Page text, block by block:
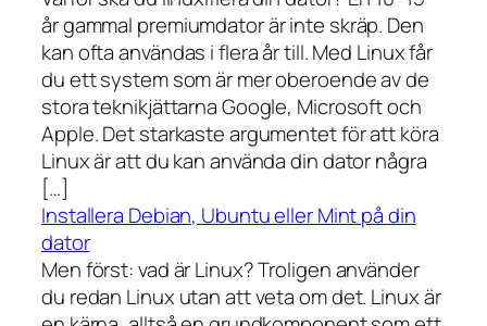
år gammal premiumdator är inte skräp. Den
kan ofta användas i flera år till. Med Linux får
du ett system som är mer oberoende av de
stora teknikjättarna Google, Microsoft och
Apple. Det starkaste argumentet för att köra
Linux är att du kan använda din dator några
[…]
Installera Debian, Ubuntu eller Mint på din
dator
Men först: vad är Linux? Troligen använder
du redan Linux utan att veta om det. Linux är